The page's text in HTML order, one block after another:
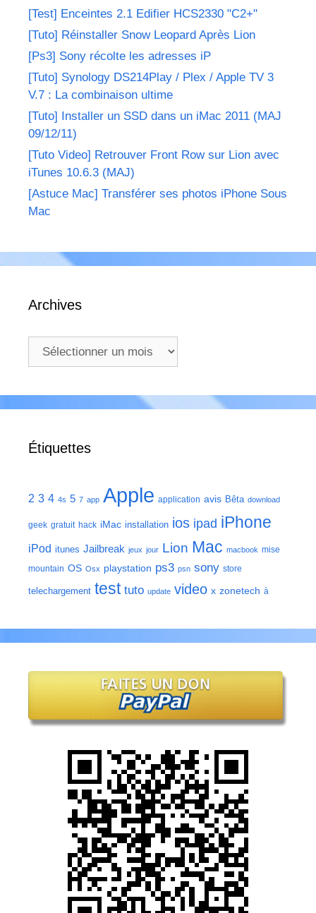
[Test] Enceintes 2.1 Edifier HCS2330 "C2+"
[Tuto] Réinstaller Snow Leopard Après Lion
[Ps3] Sony récolte les adresses iP
[Tuto] Synology DS214Play / Plex / Apple TV 3
V.7 : La combinaison ultime
[Tuto] Installer un SSD dans un iMac 2011 (MAJ
09/12/11)
[Tuto Video] Retrouver Front Row sur Lion avec
iTunes 10.6.3 (MAJ)
[Astuce Mac] Transférer ses photos iPhone Sous
Mac
Archives
Archives
Étiquettes
2 3 4 4s 5 7 app Apple application avis Bêta download
geek gratuit hack iMac installation ios ipad iPhone
iPod itunes Jailbreak jeux jour Lion Mac macbook mise
mountain OS Osx playstation ps3 psn sony store
telechargement test tuto update video x zonetech à